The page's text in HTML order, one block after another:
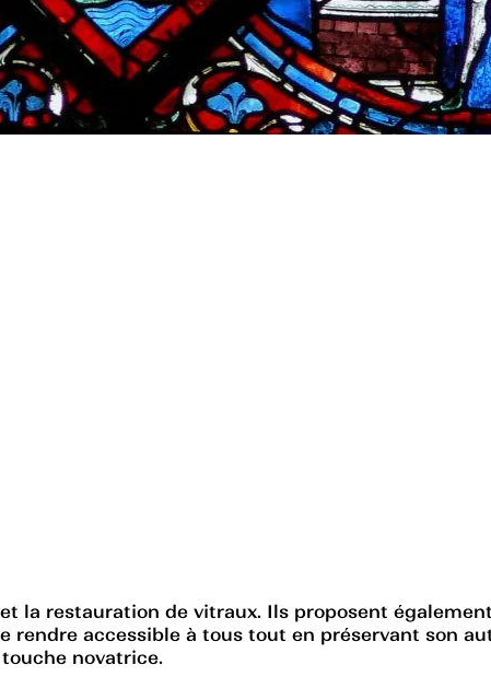
la restauration de vitraux. Ils proposent
accessible à tous tout en préservant son
novatrice.